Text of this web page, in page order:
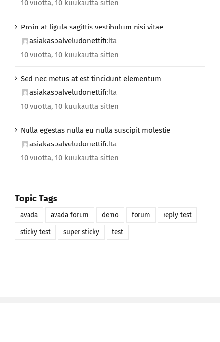
10 vuotta, 10 kuukautta sitten
Proin at ligula sagittis vestibulum nisi vitae
asiakaspalveludonettifi:lta
10 vuotta, 10 kuukautta sitten
Sed nec metus at est tincidunt elementum
asiakaspalveludonettifi:lta
10 vuotta, 10 kuukautta sitten
Nulla egestas nulla eu nulla suscipit molestie
asiakaspalveludonettifi:lta
10 vuotta, 10 kuukautta sitten
Topic Tags
avada avada forum demo forum reply test
sticky test super sticky test